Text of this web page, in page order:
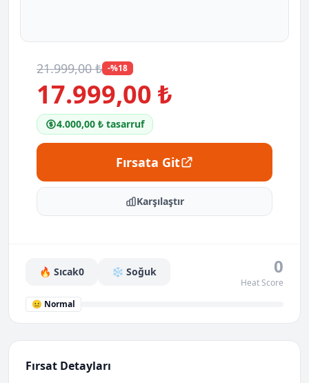
21.999,00 ₺ -%18
17.999,00 ₺
4.000,00 ₺ tasarruf
Fırsata Git
Karşılaştır
🔥 Sıcak0 ❄️ Soğuk 0
Heat Score
😐 Normal
Fırsat Detayları